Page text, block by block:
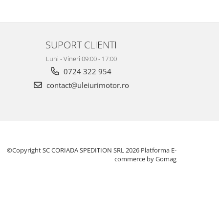
SUPORT CLIENTI
Luni - Vineri 09:00 - 17:00
0724 322 954
contact@uleiurimotor.ro
©Copyright SC CORIADA SPEDITION SRL 2026 Platforma E-
commerce by Gomag